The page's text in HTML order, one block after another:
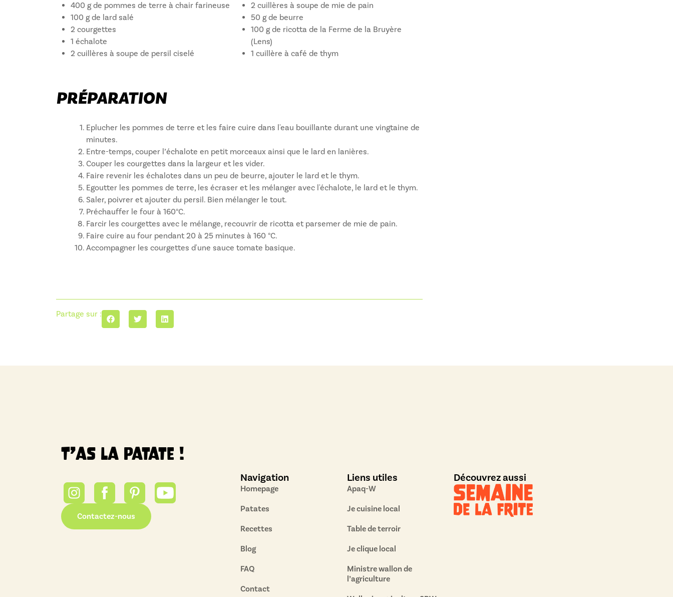
400 g de pommes de terre à chair farineuse
100 g de lard salé
2 courgettes
1 échalote
2 cuillères à soupe de persil ciselé
2 cuillères à soupe de mie de pain
50 g de beurre
100 g de ricotta de la Ferme de la Bruyère
(Lens)
1 cuillère à café de thym
PRÉPARATION
Eplucher les pommes de terre et les faire cuire dans l'eau bouillante durant une vingtaine de
minutes.
Entre-temps, couper l’échalote en petit morceaux ainsi que le lard en lanières.
Couper les courgettes dans la largeur et les vider.
Faire revenir les échalotes dans un peu de beurre, ajouter le lard et le thym.
Egoutter les pommes de terre, les écraser et les mélanger avec l'échalote, le lard et le thym.
Saler, poivrer et ajouter du persil. Bien mélanger le tout.
Préchauffer le four à 160°C.
Farcir les courgettes avec le mélange, recouvrir de ricotta et parsemer de mie de pain.
Faire cuire au four pendant 20 à 25 minutes à 160 °C.
Accompagner les courgettes d'une sauce tomate basique.
Partage sur :
T’as la patate !
Contactez-nous
Navigation
Homepage
Patates
Recettes
Blog
FAQ
Contact
Liens utiles
Apaq-W
Je cuisine local
Table de terroir
Je clique local
Ministre wallon de
l’agriculture
Découvrez aussi